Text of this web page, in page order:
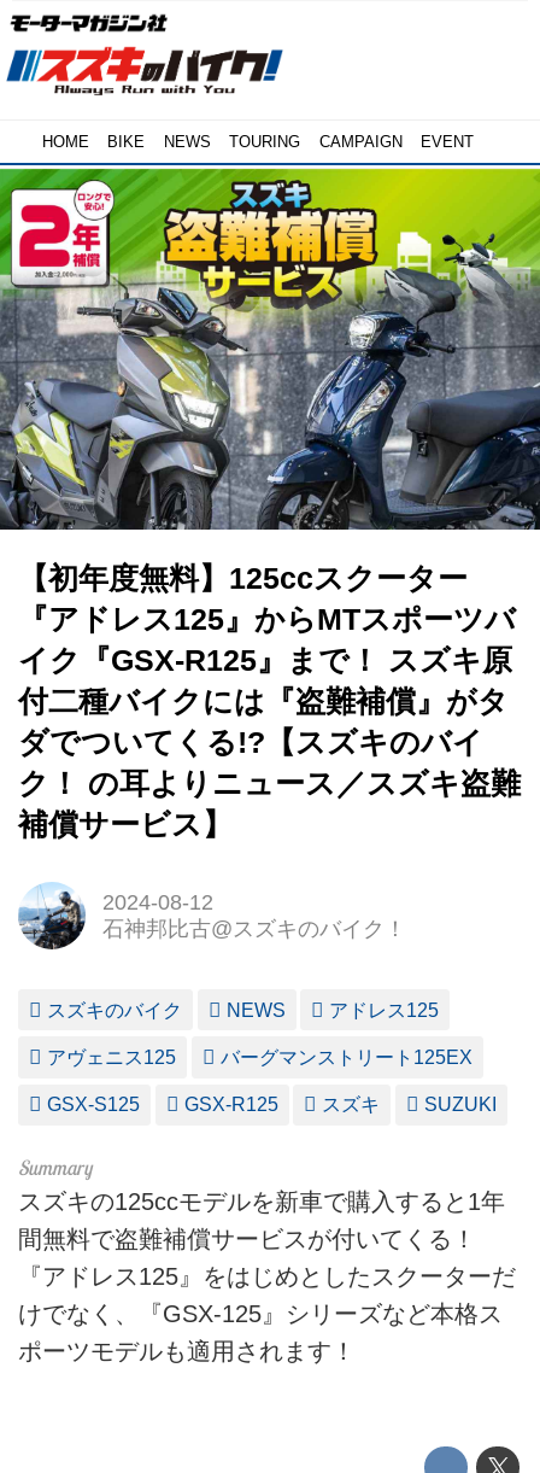
HOME BIKE NEWS TOURING CAMPAIGN EVENT
【初年度無料】125ccスクーター
『アドレス125』からMTスポーツバ
イク『GSX-R125』まで！ スズキ原
付二種バイクには『盗難補償』がタ
ダでついてくる!?【スズキのバイ
ク！ の耳よりニュース／スズキ盗難
補償サービス】
2024-08-12
石神邦比古@スズキのバイク！
スズキのバイク NEWS アドレス125
アヴェニス125 バーグマンストリート125EX
GSX-S125 GSX-R125 スズキ SUZUKI
スズキの125ccモデルを新車で購入すると1年
間無料で盗難補償サービスが付いてくる！
『アドレス125』をはじめとしたスクーターだ
けでなく、『GSX-125』シリーズなど本格ス
ポーツモデルも適用されます！